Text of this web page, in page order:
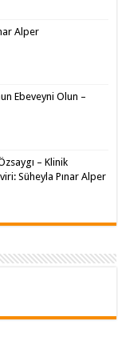
Alper
Ebeveyni Olun –
– Klinik
Süheyla Pınar Alper